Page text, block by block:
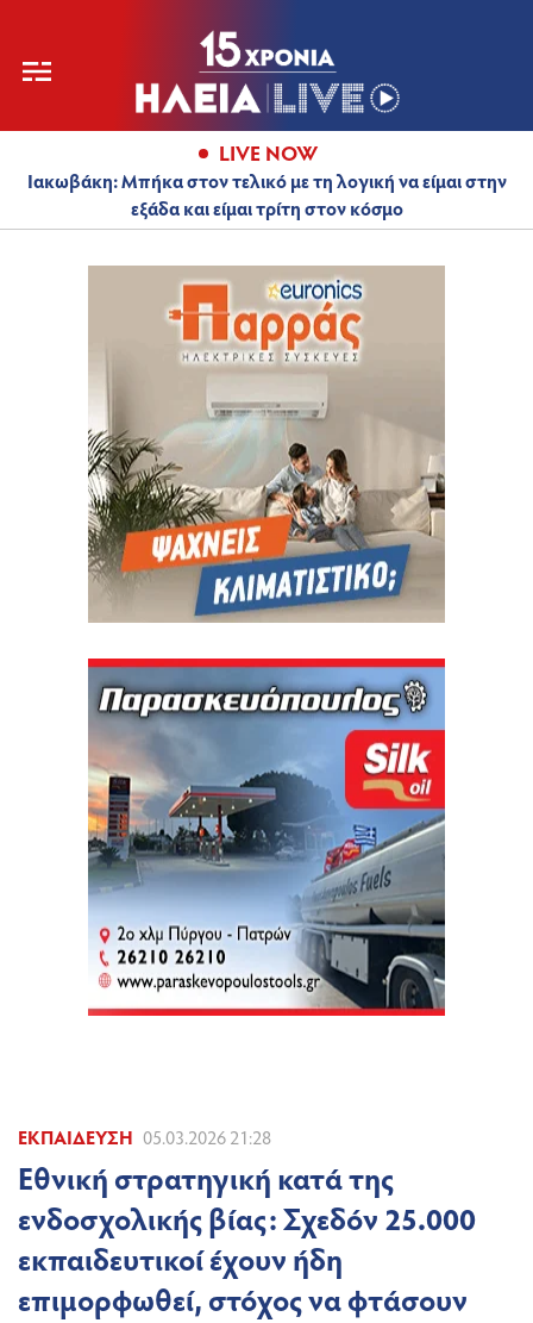
LIVE NOW
Ιακωβάκη: Μπήκα στον τελικό με τη λογική να είμαι στην
εξάδα και είμαι τρίτη στον κόσμο
ΕΚΠΑΊΔΕΥΣΗ 05.03.2026 21:28
Εθνική στρατηγική κατά της
ενδοσχολικής βίας: Σχεδόν 25.000
εκπαιδευτικοί έχουν ήδη
επιμορφωθεί, στόχος να φτάσουν